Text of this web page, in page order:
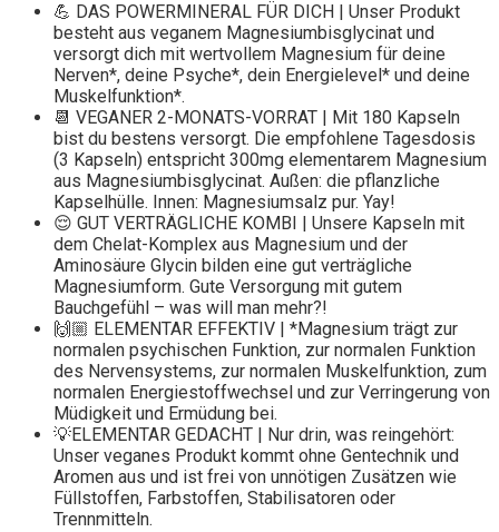
💪 DAS POWERMINERAL FÜR DICH | Unser Produkt
besteht aus veganem Magnesiumbisglycinat und
versorgt dich mit wertvollem Magnesium für deine
Nerven*, deine Psyche*, dein Energielevel* und deine
Muskelfunktion*.
📆 VEGANER 2-MONATS-VORRAT | Mit 180 Kapseln
bist du bestens versorgt. Die empfohlene Tagesdosis
(3 Kapseln) entspricht 300mg elementarem Magnesium
aus Magnesiumbisglycinat. Außen: die pflanzliche
Kapselhülle. Innen: Magnesiumsalz pur. Yay!
😌 GUT VERTRÄGLICHE KOMBI | Unsere Kapseln mit
dem Chelat-Komplex aus Magnesium und der
Aminosäure Glycin bilden eine gut verträgliche
Magnesiumform. Gute Versorgung mit gutem
Bauchgefühl – was will man mehr?!
🙌🏼 ELEMENTAR EFFEKTIV | *Magnesium trägt zur
normalen psychischen Funktion, zur normalen Funktion
des Nervensystems, zur normalen Muskelfunktion, zum
normalen Energiestoffwechsel und zur Verringerung von
Müdigkeit und Ermüdung bei.
💡ELEMENTAR GEDACHT | Nur drin, was reingehört:
Unser veganes Produkt kommt ohne Gentechnik und
Aromen aus und ist frei von unnötigen Zusätzen wie
Füllstoffen, Farbstoffen, Stabilisatoren oder
Trennmitteln.